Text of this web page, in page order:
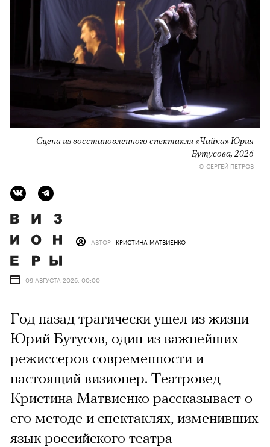
Сцена из восстановленного спектакля «Чайка» Юрия
Бутусова, 2026
© СЕРГЕЙ ПЕТРОВ
АВТОР КРИСТИНА МАТВИЕНКО
09 АВГУСТА 2026, 00:00
Год назад трагически ушел из жизни
Юрий Бутусов, один из важнейших
режиссеров современности и
настоящий визионер. Театровед
Кристина Матвиенко рассказывает о
его методе и спектаклях, изменивших
язык российского театра